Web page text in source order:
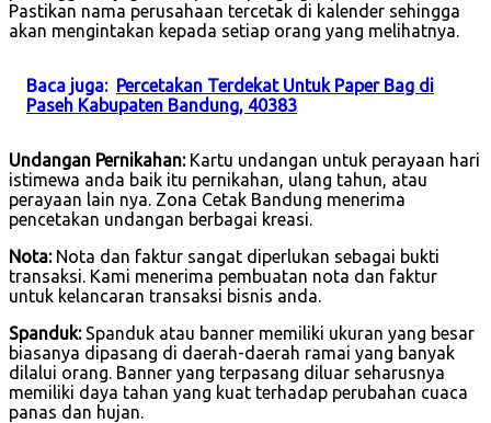
Pastikan nama perusahaan tercetak di kalender sehingga
akan mengintakan kepada setiap orang yang melihatnya.
Baca juga: Percetakan Terdekat Untuk Paper Bag di
Paseh Kabupaten Bandung, 40383
Undangan Pernikahan:Kartu undangan untuk perayaan hari
istimewa anda baik itu pernikahan, ulang tahun, atau
perayaan lain nya. Zona Cetak Bandung menerima
pencetakan undangan berbagai kreasi.
Nota:Nota dan faktur sangat diperlukan sebagai bukti
transaksi. Kami menerima pembuatan nota dan faktur
untuk kelancaran transaksi bisnis anda.
Spanduk:Spanduk atau banner memiliki ukuran yang besar
biasanya dipasang di daerah-daerah ramai yang banyak
dilalui orang. Banner yang terpasang diluar seharusnya
memiliki daya tahan yang kuat terhadap perubahan cuaca
panas dan hujan.